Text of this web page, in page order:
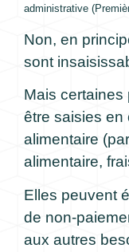
administrative
Non, en
sont
Mais certaines
être saisies en
alimentaire
alimentaire,
Elles peuvent
de non-
aux autres